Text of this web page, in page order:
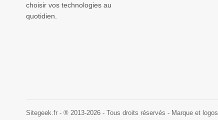
choisir vos technologies au
quotidien.
Sitegeek.fr - ® 2013-2026 - Tous droits réservés - Marque et logos